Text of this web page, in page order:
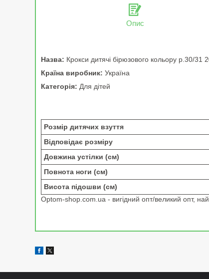
Опис
Назва: Крокси дитячі бірюзового кольору р.30/31
Країна виробник: Україна
Категорія: Для дітей
Розмір дитячих взуття
Відповідає розміру
Довжина устілки (см)
Повнота ноги (см)
Висота підошви (см)
Optom-shop.com.ua - вигідний опт/великий опт,